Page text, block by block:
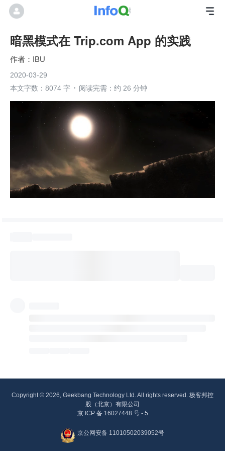
暗黑模式在 Trip.com App 的实践
IBU
2020-03-29
本文字数：8074 字
阅读完需：约 26 分钟
Copyright © 2026, Geekbang Technology Ltd. All rights reserved. 极客邦控
股（北京）有限公司
京 ICP 备 16027448 号 - 5
京公网安备 11010502039052号